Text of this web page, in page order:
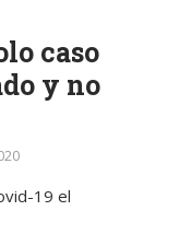
caso
y no
19 el